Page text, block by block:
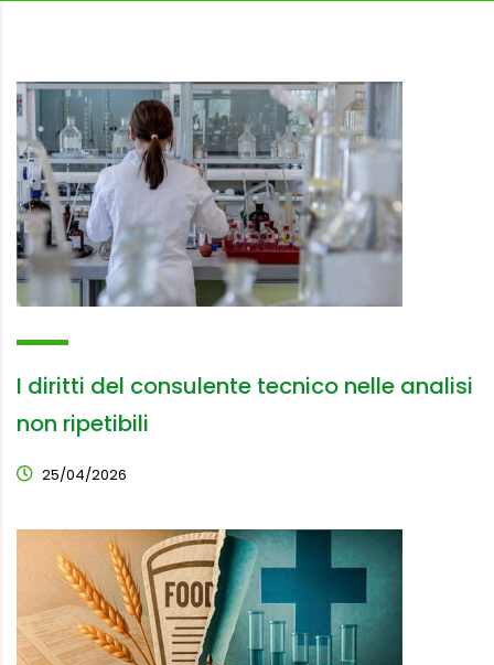
I diritti del consulente tecnico nelle analisi
non ripetibili
25/04/2026